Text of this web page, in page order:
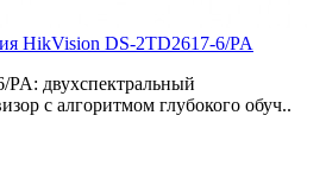
HikVision DS-2TD2617-6/PA
двухспектральный
с алгоритмом глубокого обуч..